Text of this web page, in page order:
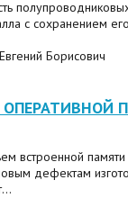
с сохранением
Борисович
встроенной памяти
дефектам